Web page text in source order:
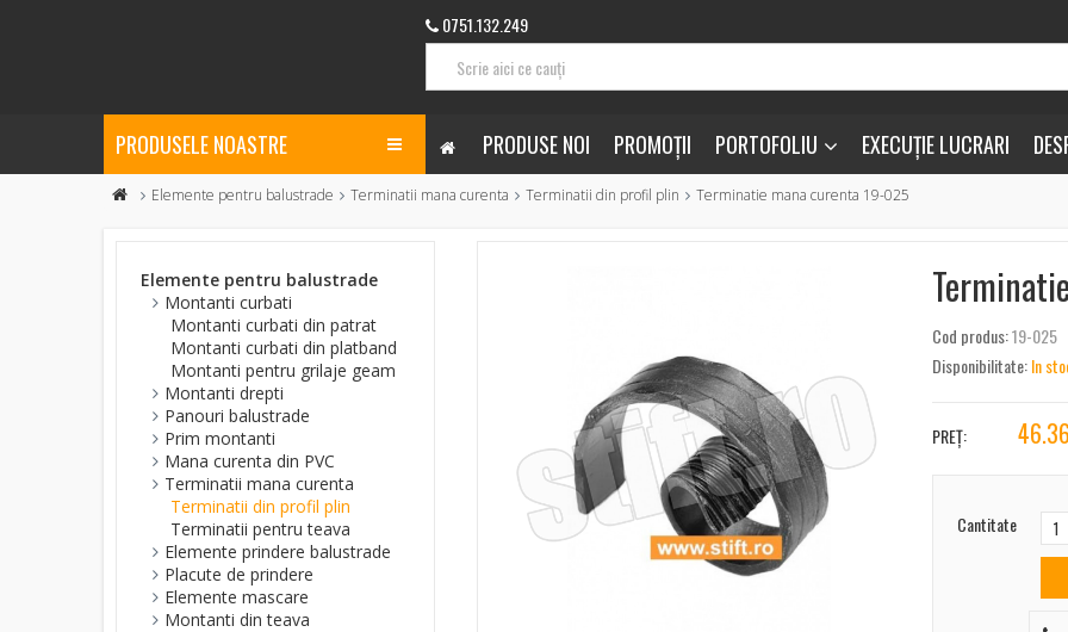
0751.132.249
PRODUSELE NOASTRE PRODUSE NOI PROMOȚII PORTOFOLIU EXECUȚIE LUCRARI
Elemente pentru balustrade Terminatii mana curenta Terminatii din profil plin Terminatie mana curenta 19-025
Cod produs:19-025
Disponibilitate:In
PREȚ:
Cantitate
Elemente pentru balustrade
Montanti curbati
Montanti curbati din patrat
Montanti curbati din platband
Montanti pentru grilaje geam
Montanti drepti
Panouri balustrade
Prim montanti
Mana curenta din PVC
Terminatii mana curenta
Terminatii din profil plin
Terminatii pentru teava
Elemente prindere balustrade
Placute de prindere
Elemente mascare
Montanti din teava